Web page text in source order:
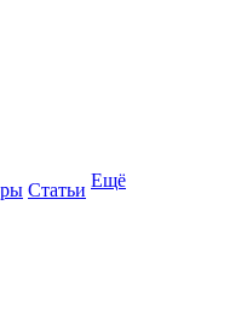
Статьи Ещё